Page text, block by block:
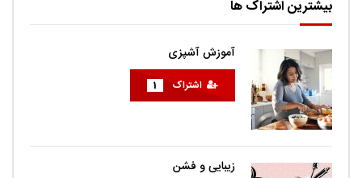
بیشترین اشتراک ها
آموزش آشپزی
اشتراک 1
زیبایی و فشن